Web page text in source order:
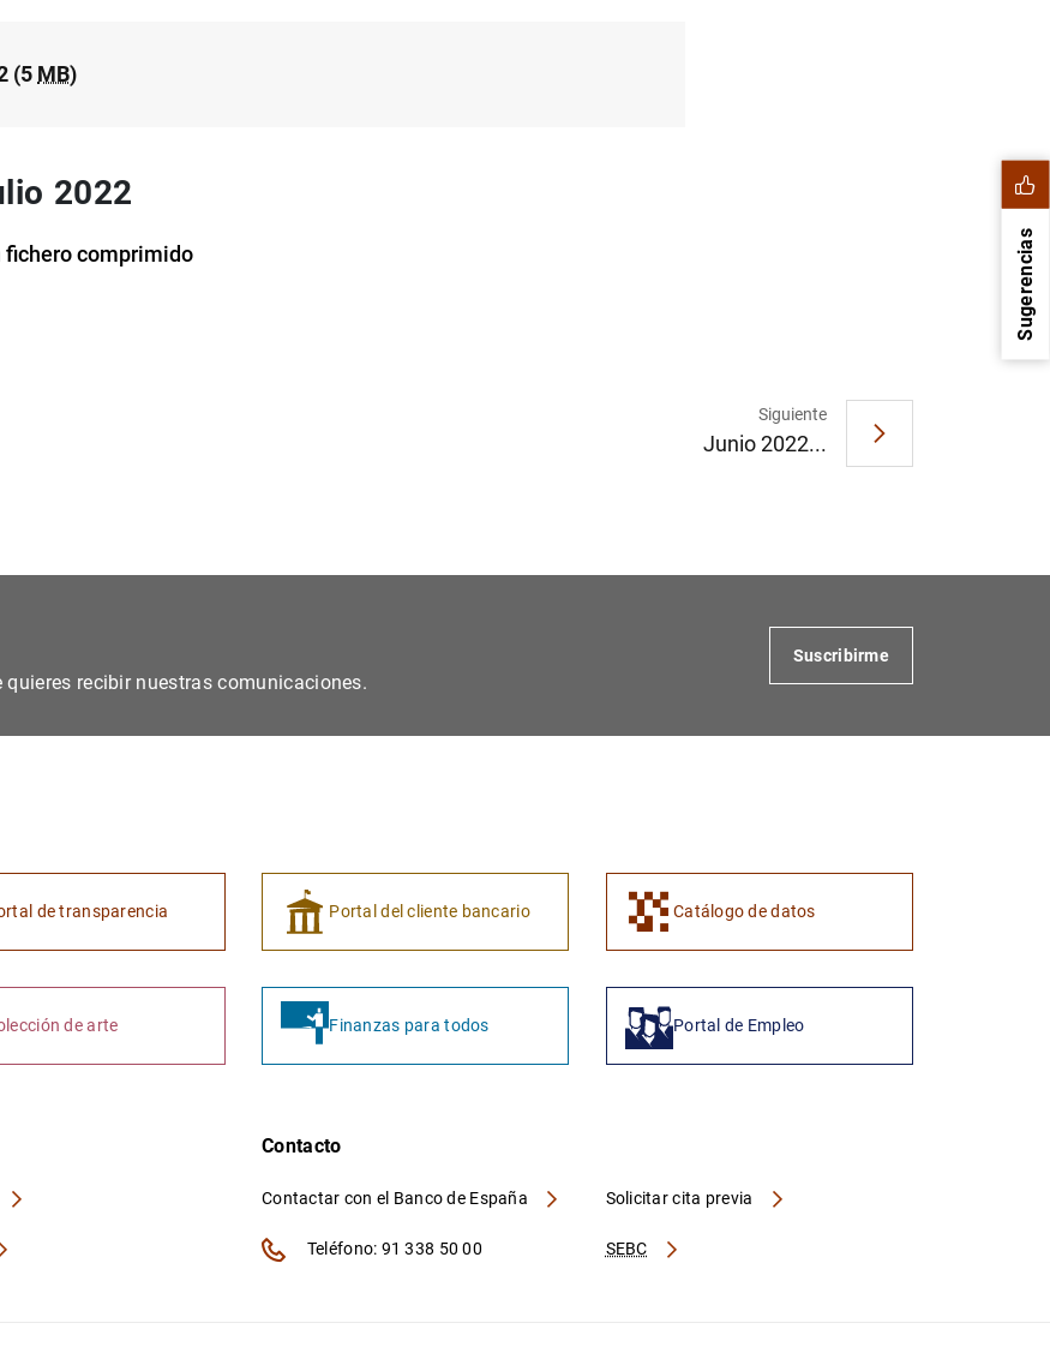
(5 MB)
2022
fichero comprimido
Siguiente
Junio 2022...
Sugerencias
recibir nuestras comunicaciones.
Suscribirme
de transparencia Portal del cliente bancario Catálogo de datos
de arte Finanzas para todos Portal de Empleo
Contacto
Contactar con el Banco de España
SEBC
Solicitar cita previa
Teléfono: 91 338 50 00